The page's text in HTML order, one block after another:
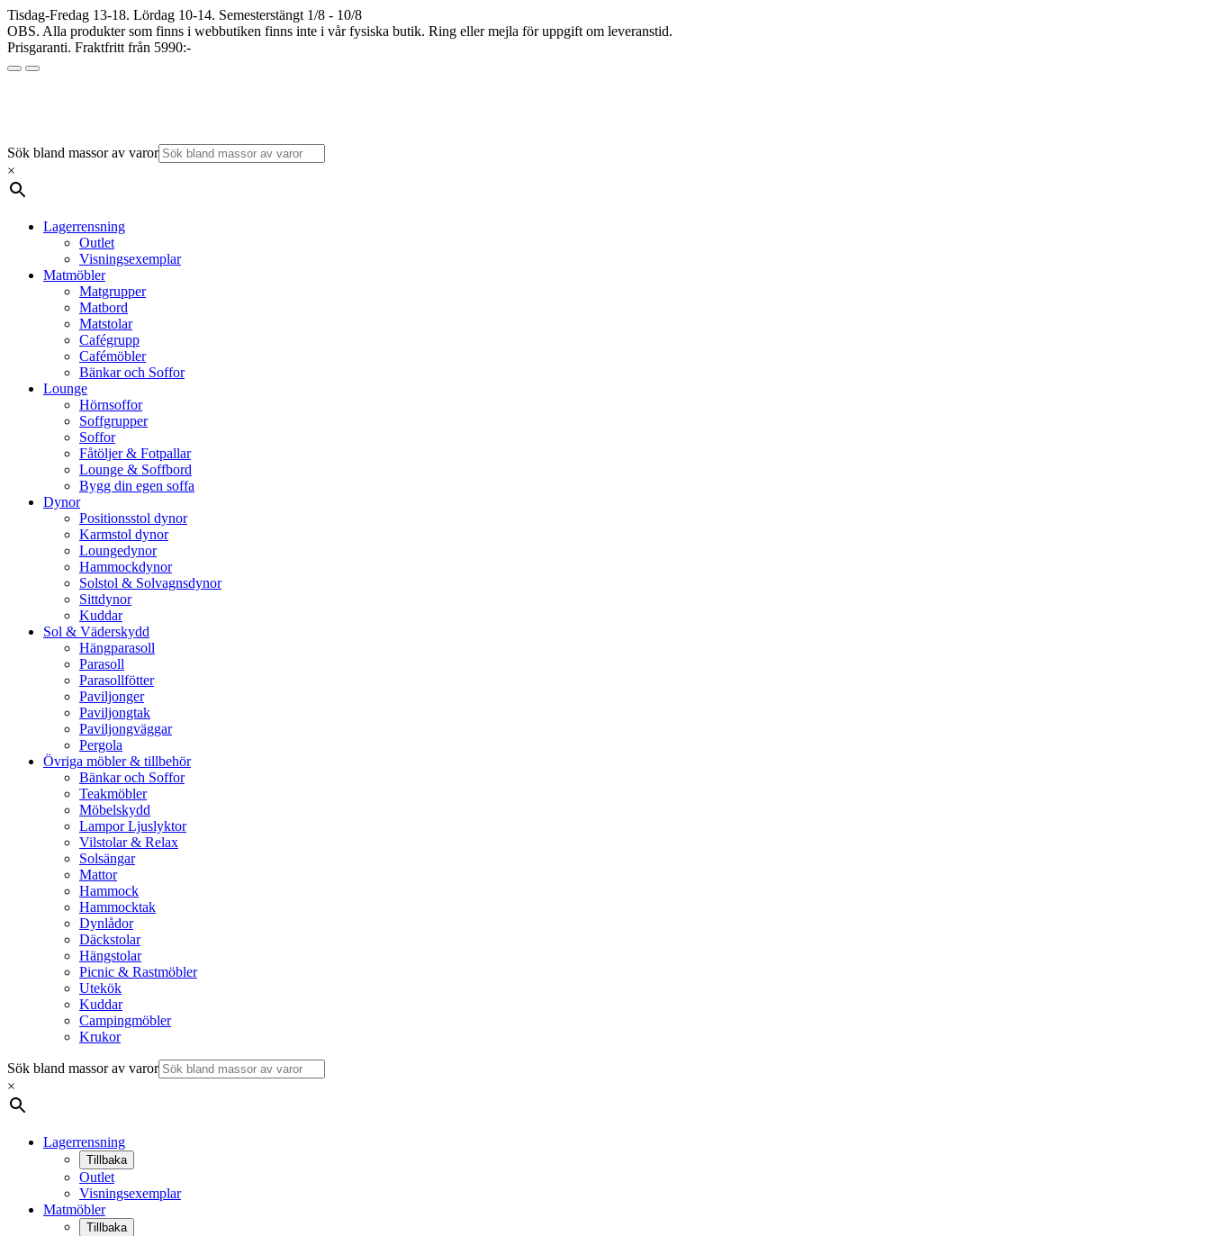
Tisdag-Fredag 13-18. Lördag 10-14. Semesterstängt 1/8 - 10/8
OBS. Alla produkter som finns i webbutiken finns inte i vår fysiska butik. Ring eller mejla för uppgift om leveranstid.
Prisgaranti. Fraktfritt från 5990:-
Sök bland massor av varor
×
Lagerrensning
Outlet
Visningsexemplar
Matmöbler
Matgrupper
Matbord
Matstolar
Cafégrupp
Cafémöbler
Bänkar och Soffor
Lounge
Hörnsoffor
Soffgrupper
Soffor
Fåtöljer & Fotpallar
Lounge & Soffbord
Bygg din egen soffa
Dynor
Positionsstol dynor
Karmstol dynor
Loungedynor
Hammockdynor
Solstol & Solvagnsdynor
Sittdynor
Kuddar
Sol & Väderskydd
Hängparasoll
Parasoll
Parasollfötter
Paviljonger
Paviljongtak
Paviljongväggar
Pergola
Övriga möbler & tillbehör
Bänkar och Soffor
Teakmöbler
Möbelskydd
Lampor Ljuslyktor
Vilstolar & Relax
Solsängar
Mattor
Hammock
Hammocktak
Dynlådor
Däckstolar
Hängstolar
Picnic & Rastmöbler
Utekök
Kuddar
Campingmöbler
Krukor
Sök bland massor av varor
×
Lagerrensning
Tillbaka
Outlet
Visningsexemplar
Matmöbler
Tillbaka